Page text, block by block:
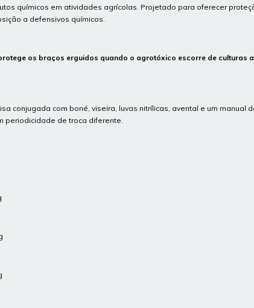
químicos em atividades agrícolas. Projetado para oferecer
a defensivos químicos.
os braços erguidos quando o agrotóxico escorre de culturas
conjugada com boné, viseira, luvas nitrílicas, avental e um manual
periodicidade de troca diferente.